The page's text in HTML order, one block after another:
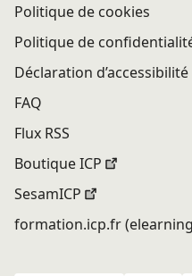
Politique de cookies
Politique de
Déclaration d’accessibilité
FAQ
Flux RSS
Boutique ICP
SesamICP
formation.icp.fr